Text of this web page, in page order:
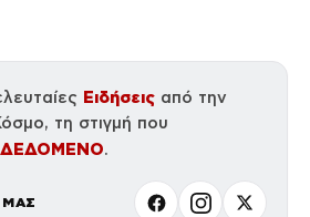
Ειδήσεις από την
τη στιγμή που
ΔΕΔΟΜΕΝΟ.